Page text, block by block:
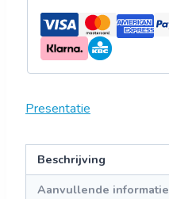
Presentatie
Beschrijving
Aanvullende informatie